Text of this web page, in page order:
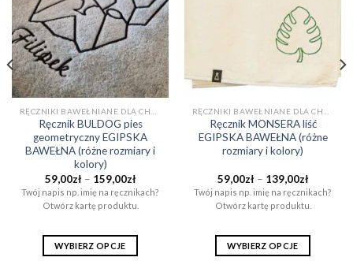
Ręcznik BULDOG pies
geometryczny EGIPSKA
BAWEŁNA (różne rozmiary i
kolory)
59,00zł – 159,00złZakres
cen:
od
59,00zł
Twój napis np. imię na ręcznikach?
Otwórz kartę produktu.
WYBIERZ OPCJE
Ręcznik MONSERA liść
EGIPSKA BAWEŁNA (różne
rozmiary i kolory)
59,00zł – 139,00złZakres
cen:
od
59,00zł
Twój napis np. imię na ręcznikach?
Otwórz kartę produktu.
WYBIERZ OPCJE